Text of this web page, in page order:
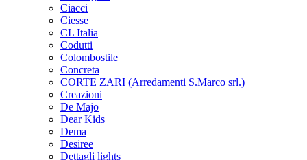
Ciacci
Ciesse
CL Italia
Codutti
Colombostile
Concreta
CORTE ZARI (Arredamenti S.Marco srl.)
Creazioni
De Majo
Dear Kids
Dema
Desiree
Dettagli lights